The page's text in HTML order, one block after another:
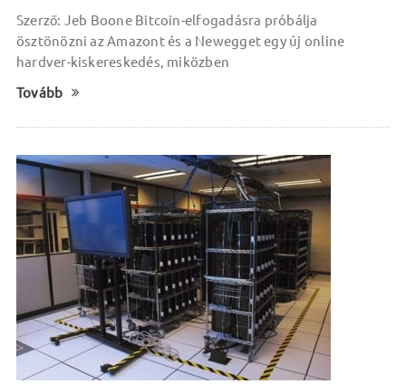
Szerző: Jeb Boone Bitcoin-elfogadásra próbálja
ösztönözni az Amazont és a Newegget egy új online
hardver-kiskereskedés, miközben
Tovább